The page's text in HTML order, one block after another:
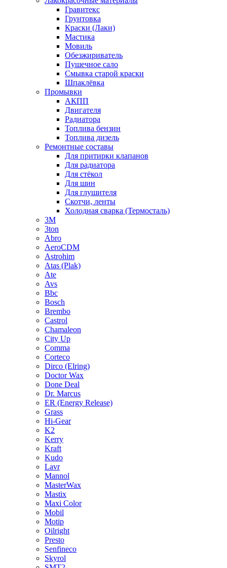
Гравитекс
Грунтовка
Краски (Лаки)
Мастика
Мовиль
Обезжириватель
Пушечное сало
Смывка старой краски
Шпаклёвка
Промывки
АКПП
Двигателя
Радиатора
Топлива бензин
Топлива дизель
Ремонтные составы
Для притирки клапанов
Для радиатора
Для стёкол
Для шин
Для глушителя
Скотчи, ленты
Холодная сварка (Термосталь)
3M
3ton
Abro
AeroCDM
Astrohim
Atas (Plak)
Ate
Avs
Bbc
Bosch
Brembo
Castrol
Chamaleon
City Up
Comma
Corteco
Dirco (Elring)
Doctor Wax
Done Deal
Dr. Marcus
ER (Energy Release)
Grass
Hi-Gear
K2
Kerry
Kraft
Kudo
Lavr
Mannol
MasterWax
Mastix
Maxi Color
Mobil
Motip
Oilright
Presto
Senfineco
Skyrol